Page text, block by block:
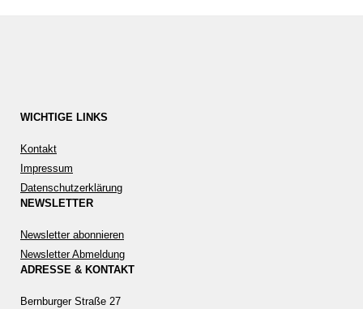
WICHTIGE LINKS
Kontakt
Impressum
Datenschutzerklärung
NEWSLETTER
Newsletter abonnieren
Newsletter Abmeldung
ADRESSE & KONTAKT
Bernburger Straße 27